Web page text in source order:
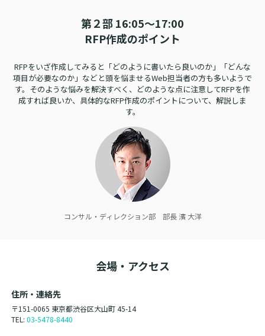
第２部 16:05～17:00
RFP作成のポイント
RFPをいざ作成してみると 「どのように書いたら良いのか」「どんな
項目が必要なのか」などと頭を悩ませるWeb担当者の方も多いようで
す。 そのような悩みを解決すべく、どのような点に注意してRFPを作
成すれば良いか、 具体的なRFP作成のポイントについて、解説しま
す。
コンサル・ディレクション部 部長 濱 大洋
会場・アクセス
住所・連絡先
〒151-0065 東京都渋谷区大山町 45-14
TEL: 03-5478-8440